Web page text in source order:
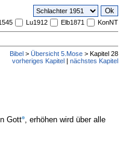
Lu1912 Elb1871 KonNT
Bibel > Übersicht 5.Mose > Kapitel 28
vorheriges Kapitel | nächstes Kapitel
Gott , erhöhen wird über alle